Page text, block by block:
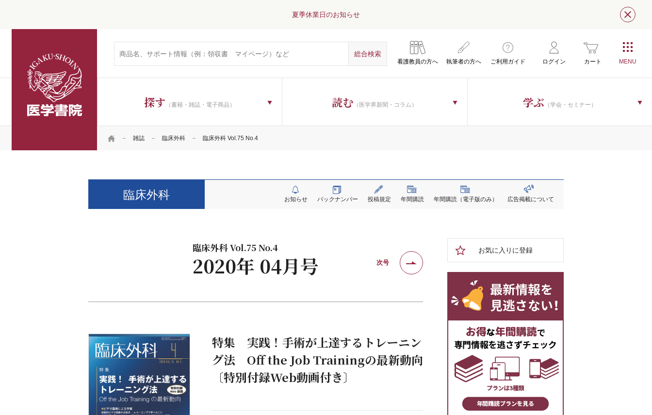
夏季休業日のお知らせ 閉じ
看護教員の方へ 執筆者の方へ ご利用ガイド ログイン カート
探す （書籍・雑誌・電子商品） 読む （医学界新聞・コラム） 学ぶ （学会・セミナー）
HOME 雑誌 臨床外科 臨床外科 Vol.75 No.4
臨床外科 お知らせ バックナンバー 投稿規定 年間購読 年間購読 （電子版のみ） 広告掲載について
臨床外科 Vol.75 No.4
2020年 04月号 次号
特集 実践！手術が上達するトレーニン
グ法 Off the Job Trainingの最新動向
〔特別付録Web動画付き〕
お気に入りに登録